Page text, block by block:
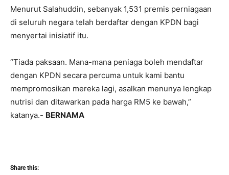
Menurut Salahuddin, sebanyak 1,531 premis perniagaan
di seluruh negara telah berdaftar dengan KPDN bagi
menyertai inisiatif itu.
“Tiada paksaan. Mana-mana peniaga boleh mendaftar
dengan KPDN secara percuma untuk kami bantu
mempromosikan mereka lagi, asalkan menunya lengkap
nutrisi dan ditawarkan pada harga RM5 ke bawah,”
katanya.- BERNAMA
Share this: